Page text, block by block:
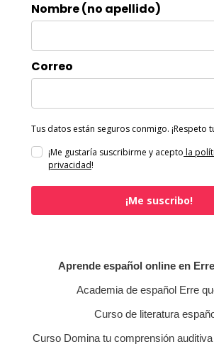
Nombre (no apellido)
Correo
Tus datos están seguros conmigo. ¡Respeto
¡Me gustaría suscribirme y acepto la
privacidad!
¡Me suscribo!
Aprende español online en
Academia de español Erre
Curso de literatura
Curso Domina tu comprensión